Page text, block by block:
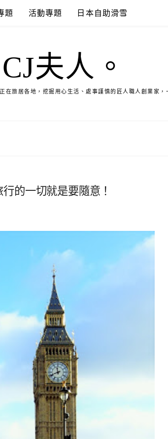
題 活動專題 日本自助滑雪
CJ夫人。
在旅居各地，挖掘用心生活、處事謹慎的匠人職人創業家，
的一切就是要隨意！